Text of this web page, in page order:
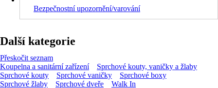
Bezpečnostní upozornění/varování
Další kategorie
Přeskočit seznam
Koupelna a sanitární zařízení
Sprchové kouty, vaničky a žlaby
Sprchové kouty
Sprchové vaničky
Sprchové boxy
Sprchové žlaby
Sprchové dveře
Walk In